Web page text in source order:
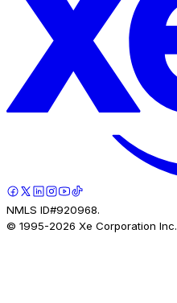
NMLS ID#920968.
© 1995-2026 Xe Corporation Inc.